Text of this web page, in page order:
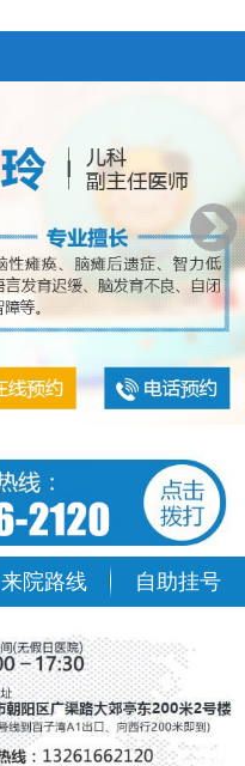
来院路线 自助挂号